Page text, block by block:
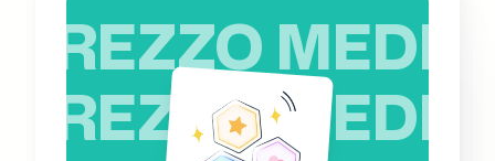
PREZZO MEDIO
PREZZO MEDIO